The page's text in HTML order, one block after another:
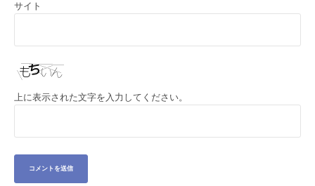
サイト
上に表示された文字を入力してください。